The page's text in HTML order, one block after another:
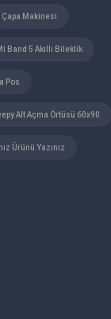
Çapa Makinesi
Band 5 Akıllı Bileklik
Pos
Alt Açma Örtüsü 60x90
Ürünü Yazınız